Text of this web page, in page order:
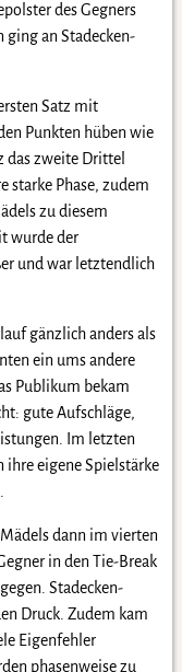
des Gegners
an Stadecken-
Satz mit
Punkten hüben wie
das zweite Drittel
starke Phase, zudem
zu diesem
wurde der
und war letztendlich
gänzlich anders als
ein ums andere
Publikum bekam
gute Aufschläge,
Im letzten
ihre eigene Spielstärke
dann im vierten
in den Tie-Break
Stadecken-
Druck. Zudem kam
Eigenfehler
phasenweise zu